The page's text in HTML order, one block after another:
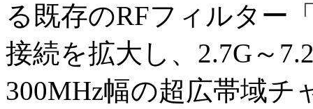
る既存のRFフィルター
接続を拡大し、2.7G～
300MHz幅の超広帯域チ